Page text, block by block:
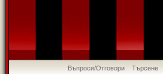
Въпроси/Отговори Търсене